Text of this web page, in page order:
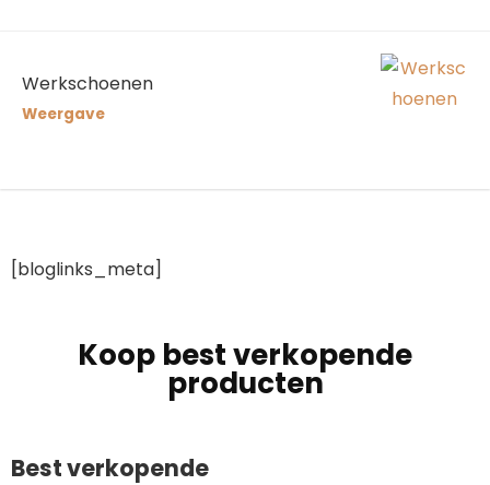
Werkschoenen
Weergave
[bloglinks_meta]
Koop best verkopende
producten
Best verkopende